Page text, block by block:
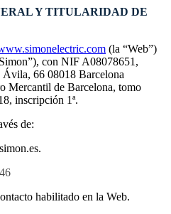
Y TITULARIDAD DE
(la “Web”)
con NIF A08078651,
Ávila, 66 08018 Barcelona
Mercantil de Barcelona, tomo
inscripción 1ª.
de:
habilitado en la Web.